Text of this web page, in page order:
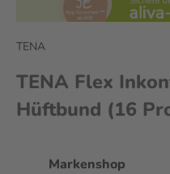
TENA
TENA Flex
Hüftbund (16
Markenshop